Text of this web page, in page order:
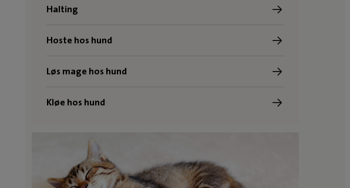
Halting
Hoste hos hund
Løs mage hos hund
Kløe hos hund